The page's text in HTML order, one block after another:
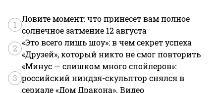
1
Ловите момент: что принесет вам полное
солнечное затмение 12 августа
2
«Это всего лишь шоу»: в чем секрет успеха
«Друзей», который никто не смог повторить
3
«Минус — слишком много спойлеров»:
российский ниндзя-скульптор снялся в
сериале «Дом Дракона». Видео